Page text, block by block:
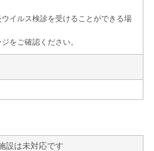
イルス検診を受けることができる場
をご確認ください。
設は未対応です